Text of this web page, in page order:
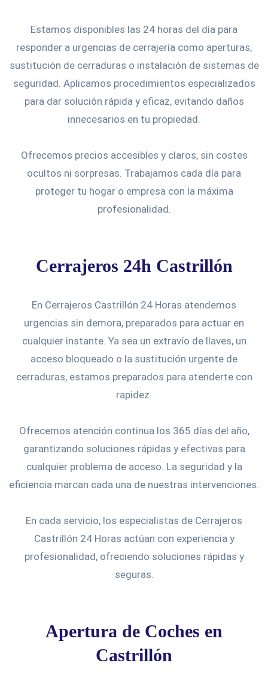
Estamos disponibles las 24 horas del día para
responder a urgencias de cerrajería como aperturas,
sustitución de cerraduras o instalación de sistemas de
seguridad. Aplicamos procedimientos especializados
para dar solución rápida y eficaz, evitando daños
innecesarios en tu propiedad.
Ofrecemos precios accesibles y claros, sin costes
ocultos ni sorpresas. Trabajamos cada día para
proteger tu hogar o empresa con la máxima
profesionalidad.
Cerrajeros 24h Castrillón
En Cerrajeros Castrillón 24 Horas atendemos
urgencias sin demora, preparados para actuar en
cualquier instante. Ya sea un extravío de llaves, un
acceso bloqueado o la sustitución urgente de
cerraduras, estamos preparados para atenderte con
rapidez.
Ofrecemos atención continua los 365 días del año,
garantizando soluciones rápidas y efectivas para
cualquier problema de acceso. La seguridad y la
eficiencia marcan cada una de nuestras intervenciones.
En cada servicio, los especialistas de Cerrajeros
Castrillón 24 Horas actúan con experiencia y
profesionalidad, ofreciendo soluciones rápidas y
seguras.
Apertura de Coches en
Castrillón